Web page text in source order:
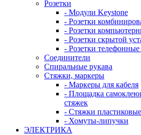
Розетки
- Модули Keystone
- Розетки
- Розетки
- Розетки скрытой
- Розетки
Соединители
Спиральные рукава
Стяжки, маркеры
- Маркеры для кабеля
- Площадка
стяжек
- Стяжки
- Хомуты-липучки
ЭЛЕКТРИКА